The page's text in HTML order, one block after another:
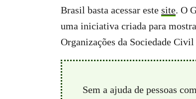
Brasil basta acessar este site. O
uma iniciativa criada para
Organizações da Sociedade
Sem a ajuda de pessoas